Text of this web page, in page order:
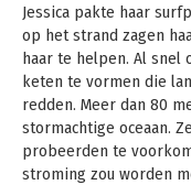
Jessica pakte haar
op het strand zagen
haar te helpen. Al snel
keten te vormen die
redden. Meer dan 80
stormachtige oceaan.
probeerden te
stroming zou worden